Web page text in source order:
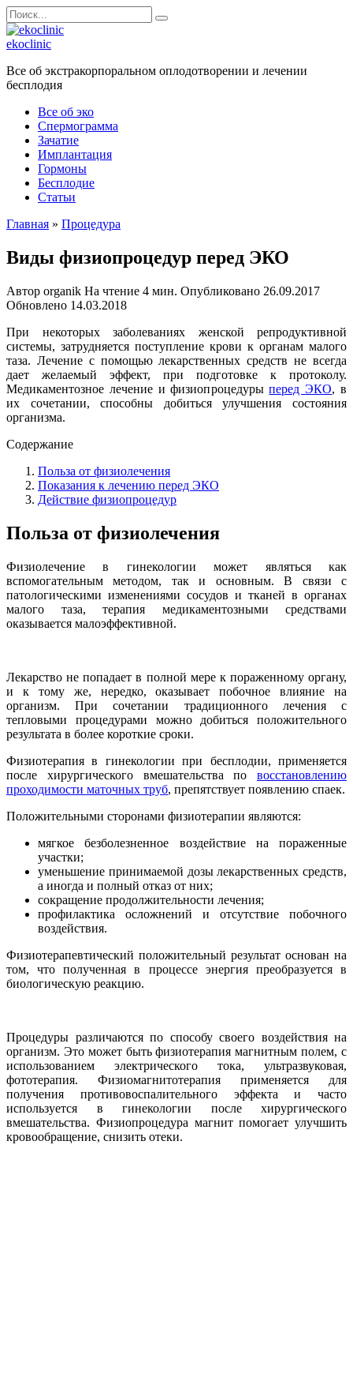
Перейти
к
содержанию
Search
for:
ekoclinic
Все об экстракорпоральном оплодотворении и лечении
бесплодия
Все об эко
Спермограмма
Зачатие
Имплантация
Гормоны
Бесплодие
Статьи
Главная » Процедура
Виды физиопроцедур перед ЭКО
Автор organik На чтение 4 мин. Опубликовано 26.09.2017
Обновлено 14.03.2018
При некоторых заболеваниях женской репродуктивной
системы, затрудняется поступление крови к органам малого
таза. Лечение с помощью лекарственных средств не всегда
дает желаемый эффект, при подготовке к протоколу.
Медикаментозное лечение и физиопроцедурыперед ЭКО, в
их сочетании, способны добиться улучшения состояния
организма.
Содержание
Польза от физиолечения
Показания к лечению перед ЭКО
Действие физиопроцедур
Польза от физиолечения
Физиолечение в гинекологии может являться как
вспомогательным методом, так и основным. В связи с
патологическими изменениями сосудов и тканей в органах
малого таза, терапия медикаментозными средствами
оказывается малоэффективной.
Лекарство не попадает в полной мере к пораженному органу,
и к тому же, нередко, оказывает побочное влияние на
организм. При сочетании традиционного лечения с
тепловыми процедурами можно добиться положительного
результата в более короткие сроки.
Физиотерапия в гинекологии при бесплодии, применяется
после хирургического вмешательства по восстановлению
проходимости маточных труб, препятствует появлению спаек.
Положительными сторонами физиотерапии являются:
мягкое безболезненное воздействие на пораженные
участки;
уменьшение принимаемой дозы лекарственных средств,
а иногда и полный отказ от них;
сокращение продолжительности лечения;
профилактика осложнений и отсутствие побочного
воздействия.
Физиотерапевтический положительный результат основан на
том, что полученная в процессе энергия преобразуется в
биологическую реакцию.
Процедуры различаются по способу своего воздействия на
организм. Это может быть физиотерапия магнитным полем, с
использованием электрического тока, ультразвуковая,
фототерапия. Физиомагнитотерапия применяется для
получения противовоспалительного эффекта и часто
используется в гинекологии после хирургического
вмешательства. Физиопроцедура магнит помогает улучшить
кровообращение, снизить отеки.